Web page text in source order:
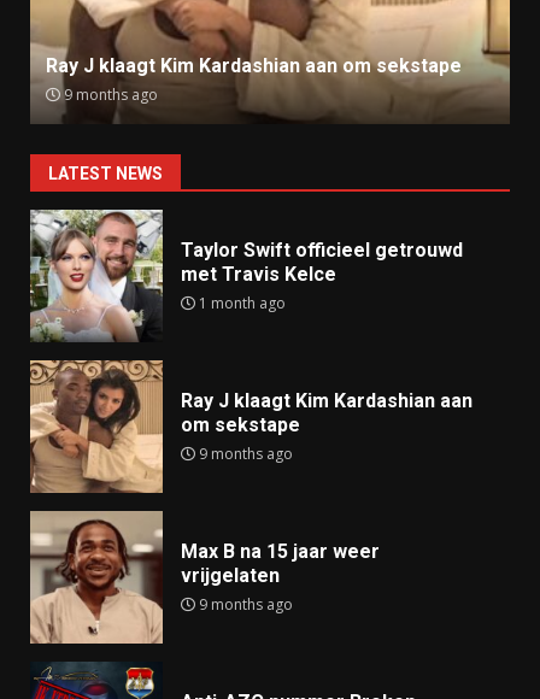
Ray J klaagt Kim Kardashian aan om sekstape
9 months ago
LATEST NEWS
Taylor Swift officieel getrouwd
met Travis Kelce
1 month ago
Ray J klaagt Kim Kardashian aan
om sekstape
9 months ago
Max B na 15 jaar weer
vrijgelaten
9 months ago